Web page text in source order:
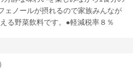
ェノールが摂れるので家族みんなが
る野菜飲料です。●軽減税率８％